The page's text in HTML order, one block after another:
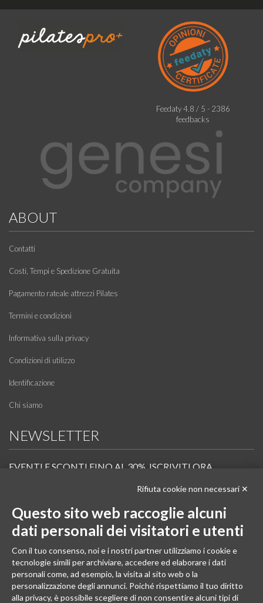
Feedaty4.8 / 5 - 2386
feedbacks
ABOUT
Contatti
Costi, Tempi e Spedizione Gratuita
Pagamento rateale attrezzi Pilates
Termini e condizioni
Informativa sulla privacy
Condizioni di utilizzo
Identificazione
Chi siamo
NEWSLETTER
EVENTI E SCONTI FINO AL 30%. ISCRIVITI ORA.
Scopri in anteprima i nuovi prodotti, le promozioni riservate ai professionisti e resta
Iscrivi alla Newsletter
SEGUICI
Rifiuta cookie non necessari ✕
Questo sito web raccoglie alcuni
dati personali dei visitatori e utenti
Con il tuo consenso, noi e i nostri partner utilizziamo i cookie e
tecnologie simili per archiviare, accedere ed elaborare i dati
personali come, ad esempio, la visita al sito web o la
personalizzazione degli annunci. Poiché rispettiamo il tuo diritto
alla privacy, è possibile scegliere di non consentire alcuni tipi di